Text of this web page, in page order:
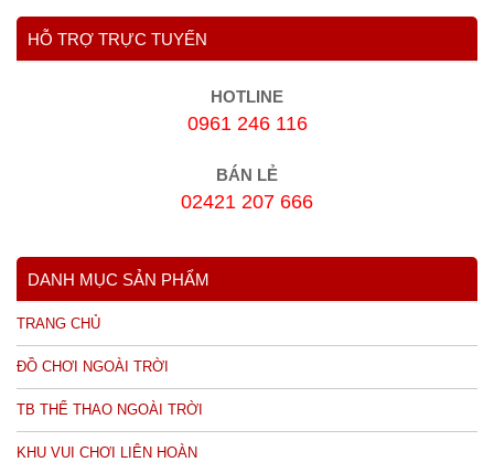
HỖ TRỢ TRỰC TUYẾN
HOTLINE
0961 246 116
BÁN LẺ
02421 207 666
DANH MỤC SẢN PHẨM
TRANG CHỦ
ĐỒ CHƠI NGOÀI TRỜI
TB THỂ THAO NGOÀI TRỜI
KHU VUI CHƠI LIÊN HOÀN